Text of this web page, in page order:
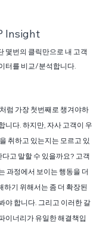
Insight
몇번의 클릭만으로 내 고객
터를 비교/분석합니다.
럼 가장 첫번째로 챙겨야하
니다. 하지만, 자사 고객이 우
취하고 있는지는 모르고 있
고 말할 수 있을까요? 고객
과정에서 보이는 행동을 더
하기 위해서는 좀 더 확장된
야 합니다. 그리고 이러한 갈
이너리가 유일한 해결책입